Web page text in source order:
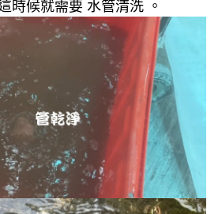
時候就需要 水管清洗 。